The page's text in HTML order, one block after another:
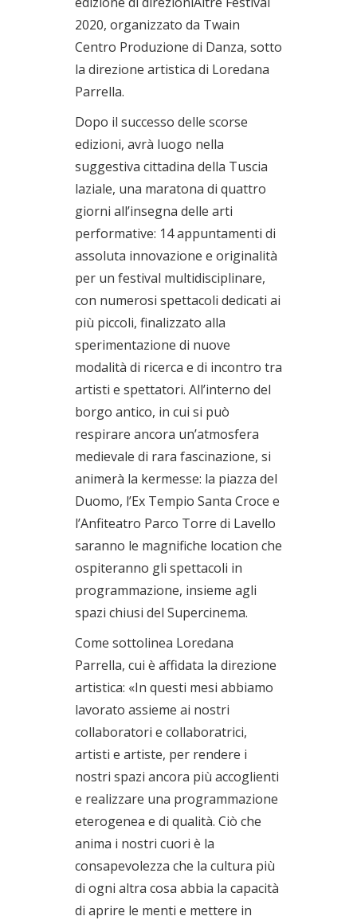
2020, organizzato da Twain
Centro Produzione di Danza, sotto
la direzione artistica di Loredana
Parrella.
Dopo il successo delle scorse
edizioni, avrà luogo nella
suggestiva cittadina della Tuscia
laziale, una maratona di quattro
giorni all’insegna delle arti
performative: 14 appuntamenti di
assoluta innovazione e originalità
per un festival multidisciplinare,
con numerosi spettacoli dedicati ai
più piccoli, finalizzato alla
sperimentazione di nuove
modalità di ricerca e di incontro tra
artisti e spettatori. All’interno del
borgo antico, in cui si può
respirare ancora un’atmosfera
medievale di rara fascinazione, si
animerà la kermesse: la piazza del
Duomo, l’Ex Tempio Santa Croce e
l’Anfiteatro Parco Torre di Lavello
saranno le magnifiche location che
ospiteranno gli spettacoli in
programmazione, insieme agli
spazi chiusi del Supercinema.
Come sottolinea Loredana
Parrella, cui è affidata la direzione
artistica: «In questi mesi abbiamo
lavorato assieme ai nostri
collaboratori e collaboratrici,
artisti e artiste, per rendere i
nostri spazi ancora più accoglienti
e realizzare una programmazione
eterogenea e di qualità. Ciò che
anima i nostri cuori è la
consapevolezza che la cultura più
di ogni altra cosa abbia la capacità
di aprire le menti e mettere in